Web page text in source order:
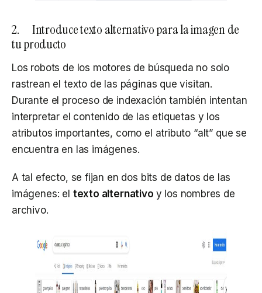
2. Introduce texto alternativo para la imagen de
tu producto
Los robots de los motores de búsqueda no solo
rastrean el texto de las páginas que visitan.
Durante el proceso de indexación también intentan
interpretar el contenido de las etiquetas y los
atributos importantes, como el atributo “alt” que se
encuentra en las imágenes.
A tal efecto, se fijan en dos bits de datos de las
imágenes: el texto alternativo y los nombres de
archivo.